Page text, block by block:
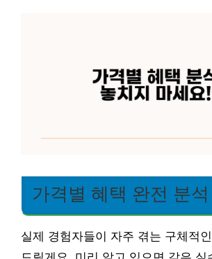
가격별 혜택 완전 분석
실제 경험자들이 자주 겪는 구체적